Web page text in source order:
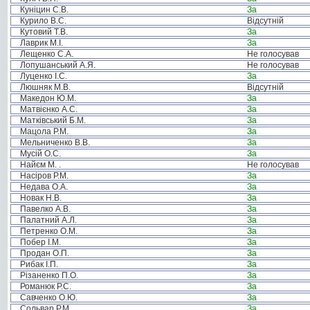
Куніцин С.В.
За
Курило В.С.
Відсутній
Кутовий Т.В.
За
Лаврик М.І.
За
Лещенко С.А.
Не голосував
Лопушанський А.Я.
Не голосував
Луценко І.С.
За
Люшняк М.В.
Відсутній
Македон Ю.М.
За
Матвієнко А.С.
За
Матківський Б.М.
За
Мацола Р.М.
За
Мельниченко В.В.
За
Мусій О.С.
За
Найєм М. .
Не голосував
Насіров Р.М.
За
Недава О.А.
За
Новак Н.В.
За
Павелко А.В.
За
Палатний А.Л.
За
Петренко О.М.
За
Побер І.М.
За
Продан О.П.
За
Рибак І.П.
За
Різаненко П.О.
За
Романюк Р.С.
За
Савченко О.Ю.
За